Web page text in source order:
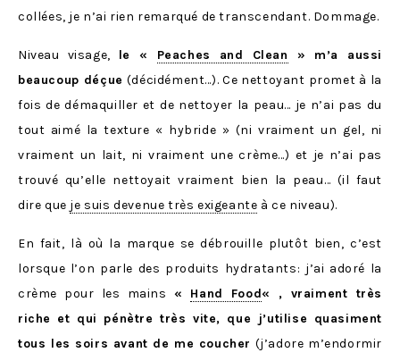
collées, je n’ai rien remarqué de transcendant. Dommage.
Niveau visage, le « Peaches and Clean » m’a aussi
beaucoup déçue (décidément…). Ce nettoyant promet à la
fois de démaquiller et de nettoyer la peau… je n’ai pas du
tout aimé la texture « hybride » (ni vraiment un gel, ni
vraiment un lait, ni vraiment une crème…) et je n’ai pas
trouvé qu’elle nettoyait vraiment bien la peau… (il faut
dire que je suis devenue très exigeante à ce niveau).
En fait, là où la marque se débrouille plutôt bien, c’est
lorsque l’on parle des produits hydratants: j’ai adoré la
crème pour les mains « Hand Food« , vraiment très
riche et qui pénètre très vite, que j’utilise quasiment
tous les soirs avant de me coucher (j’adore m’endormir